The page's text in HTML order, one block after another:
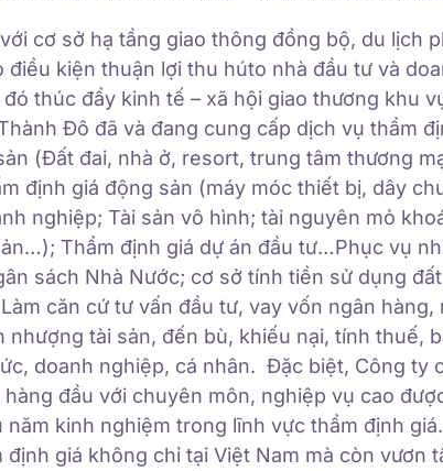
cơ sở hạ tầng giao thông đồng bộ, du lịch
kiện thuận lợi thu húto nhà đầu tư và
thúc đẩy kinh tế – xã hội giao thương khu
Đô đã và đang cung cấp dịch vụ thẩm
(Đất đai, nhà ở, resort, trung tâm thương
định giá động sản (máy móc thiết bị, dây
nghiệp; Tài sản vô hình; tài nguyên mỏ
Thẩm định giá dự án đầu tư…Phục vụ
sách Nhà Nước; cơ sở tính tiền sử dụng
căn cứ tư vấn đầu tư, vay vốn ngân hàng,
tài sản, đến bù, khiếu nại, tính thuế,
doanh nghiệp, cá nhân. Đặc biệt, Công ty
đầu với chuyên môn, nghiệp vụ cao
kinh nghiệm trong lĩnh vực thẩm định giá.
giá không chỉ tại Việt Nam mà còn vươn